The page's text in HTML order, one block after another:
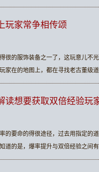
玩家常争相传颂
很的服饰装备之一了，这玩意儿不
家在的地图上，都在寻找老古董级
读想要获取双倍经验玩
的要命的得很途径，过去用指定的
道的是，爆率提升与双倍经验之间